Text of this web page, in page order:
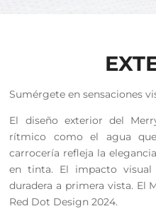
Sumérgete en sensaciones
El diseño exterior del
rítmico como el agua
carrocería refleja la
en tinta. El impacto
duradera a primera vista. El
Red Dot Design 2024.